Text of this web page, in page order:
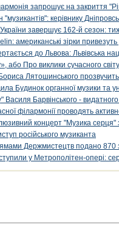
запрошує на закриття
керівнику
завершує 162-й сезон:
американські зірки
до Львова: Львівська
або Про виклики сучасного світу
Лятошинського
Будинок органної музики та
Василя Барвінського -
філармонії проводять
концерт "Музика
російського музиканта
Держмистецтв подано 870
у Метрополітен-опері: